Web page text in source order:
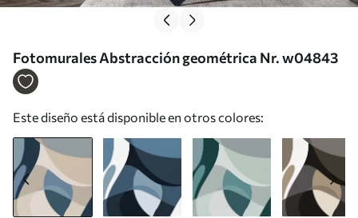
Fotomurales Abstracción geométrica Nr. w04843
Este diseño está disponible en otros colores: